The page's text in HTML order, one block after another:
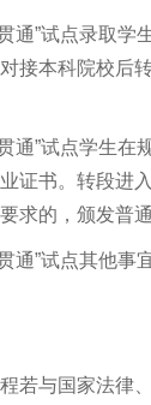
通”试点录取学
接本科院校后
通”试点学生在
证书。转段进
求的，颁发普
通”试点其他事
与国家法律、